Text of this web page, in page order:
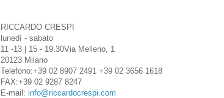
RICCARDO CRESPI
lunedì - sabato
11 -13 | 15 - 19.30Via Mellerio, 1
20123 Milano
Telefono:+39 02 8907 2491 +39 02 3656 1618
FAX:+39 02 9287 8247
E-mail: info@riccardocrespi.com